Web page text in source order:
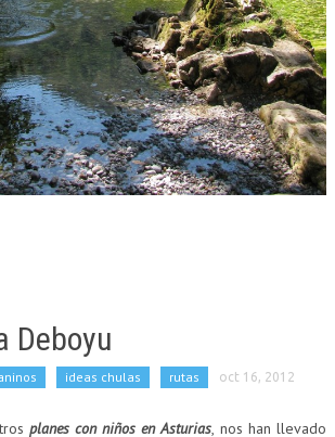
Deboyu
ideas chulas rutas oct 16, 2012
planes con niños en Asturias, nos han llevado